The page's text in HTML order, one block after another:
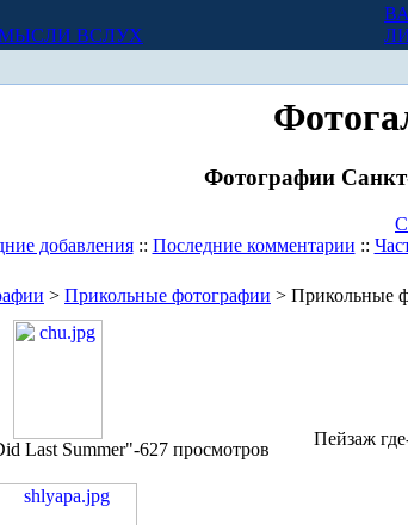
ВСЛУХ
Фотографии
добавления:: Последние комментарии ::
> Прикольные фотографии > Прикольные
Last Summer"-627 просмотров
Пейзаж